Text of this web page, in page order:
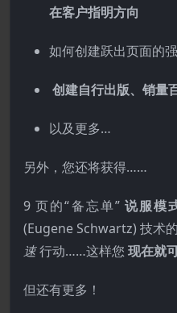
在客户指明方向
如何创建跃出页面的
创建自行出版、销量
以及更多…
另外，您还将获得……
9 页的“备忘单”说服模
(Eugene Schwartz) 技术
速行动……这样您 现在就
但还有更多！